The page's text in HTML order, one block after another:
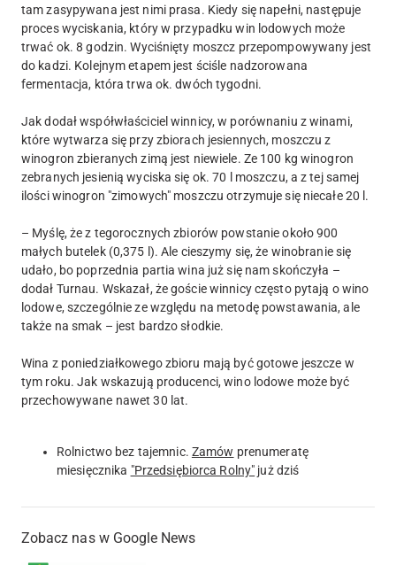
tam zasypywana jest nimi prasa. Kiedy się napełni, następuje
proces wyciskania, który w przypadku win lodowych może
trwać ok. 8 godzin. Wyciśnięty moszcz przepompowywany jest
do kadzi. Kolejnym etapem jest ściśle nadzorowana
fermentacja, która trwa ok. dwóch tygodni.
Jak dodał współwłaściciel winnicy, w porównaniu z winami,
które wytwarza się przy zbiorach jesiennych, moszczu z
winogron zbieranych zimą jest niewiele. Ze 100 kg winogron
zebranych jesienią wyciska się ok. 70 l moszczu, a z tej samej
ilości winogron "zimowych" moszczu otrzymuje się niecałe 20 l.
– Myślę, że z tegorocznych zbiorów powstanie około 900
małych butelek (0,375 l). Ale cieszymy się, że winobranie się
udało, bo poprzednia partia wina już się nam skończyła –
dodał Turnau. Wskazał, że goście winnicy często pytają o wino
lodowe, szczególnie ze względu na metodę powstawania, ale
także na smak – jest bardzo słodkie.
Wina z poniedziałkowego zbioru mają być gotowe jeszcze w
tym roku. Jak wskazują producenci, wino lodowe może być
przechowywane nawet 30 lat.
Rolnictwo bez tajemnic. Zamów prenumeratę
miesięcznika "Przedsiębiorca Rolny" już dziś
Zobacz nas w Google News